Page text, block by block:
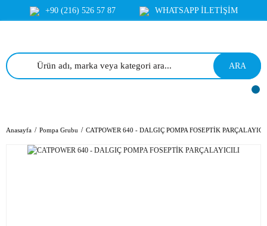
+90 (216) 526 57 87 WHATSAPP İLETİŞİM
ARA
Anasayfa Pompa Grubu CATPOWER 640 - DALGIÇ POMPA FOSEPTİK